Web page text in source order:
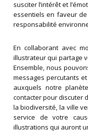
susciter l’intérêt et
essentiels en faveur
responsabilité
En collaborant avec
illustrateur qui partage
Ensemble, nous
messages percutants
auxquels notre
contacter pour discuter
la biodiversité, la ville
service de votre
illustrations qui auront